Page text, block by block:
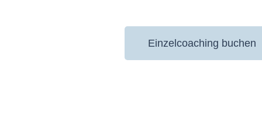
Einzelcoaching buchen